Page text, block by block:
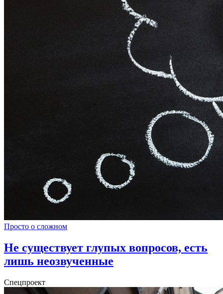
Просто о сложном
Не существует глупых вопросов, есть
лишь неозвученные
Спецпроект